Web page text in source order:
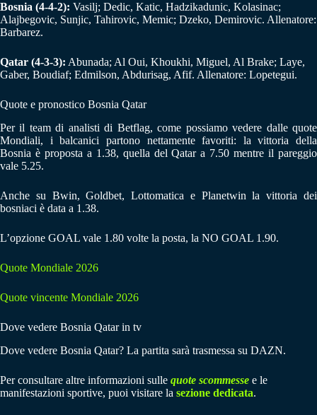
Bosnia (4-4-2): Vasilj; Dedic, Katic, Hadzikadunic, Kolasinac;
Alajbegovic, Sunjic, Tahirovic, Memic; Dzeko, Demirovic. Allenatore:
Barbarez.
Qatar (4-3-3): Abunada; Al Oui, Khoukhi, Miguel, Al Brake; Laye,
Gaber, Boudiaf; Edmilson, Abdurisag, Afif. Allenatore: Lopetegui.
Quote e pronostico Bosnia Qatar
Per il team di analisti di Betflag, come possiamo vedere dalle quote
Mondiali, i balcanici partono nettamente favoriti: la vittoria della
Bosnia è proposta a 1.38, quella del Qatar a 7.50 mentre il pareggio
vale 5.25.
Anche su Bwin, Goldbet, Lottomatica e Planetwin la vittoria dei
bosniaci è data a 1.38.
L’opzione GOAL vale 1.80 volte la posta, la NO GOAL 1.90.
Quote Mondiale 2026
Quote vincente Mondiale 2026
Dove vedere Bosnia Qatar in tv
Dove vedere Bosnia Qatar? La partita sarà trasmessa su DAZN.
Per consultare altre informazioni sulle quote scommesse e le
manifestazioni sportive, puoi visitare la sezione dedicata.